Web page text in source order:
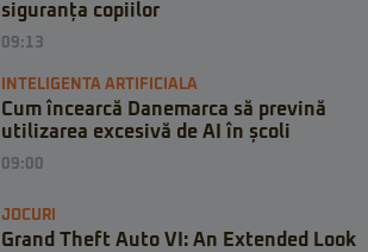
siguranța copiilor
09:13
INTELIGENTA ARTIFICIALA
Cum încearcă Danemarca să prevină
utilizarea excesivă de AI în școli
09:00
JOCURI
Grand Theft Auto VI: An Extended Look